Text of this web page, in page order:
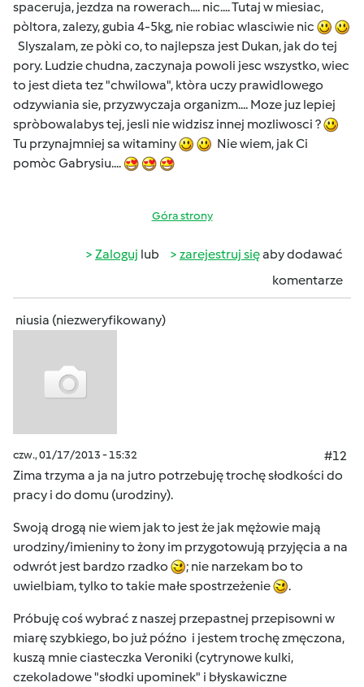
spaceruja, jezdza na rowerach.... nic.... Tutaj w miesiac,
pòltora, zalezy, gubia 4-5kg, nie robiac wlasciwie nic
Slyszalam, ze pòki co, to najlepsza jest Dukan, jak do tej
pory. Ludzie chudna, zaczynaja powoli jesc wszystko, wiec
to jest dieta tez "chwilowa", ktòra uczy prawidlowego
odzywiania sie, przyzwyczaja organizm.... Moze juz lepiej
spròbowalabys tej, jesli nie widzisz innej mozliwosci ?
Tu przynajmniej sa witaminy
Nie wiem, jak Ci
pomòc Gabrysiu....
Góra strony
Zaloguj lub zarejestruj sięaby dodawać
komentarze
niusia (niezweryfikowany)
czw., 01/17/2013 - 15:32
#12
Zima trzyma a ja na jutro potrzebuję trochę słodkości do
pracy i do domu (urodziny).
Swoją drogą nie wiem jak to jest że jak mężowie mają
urodziny/imieniny to żony im przygotowują przyjęcia a na
odwrót jest bardzo rzadko
; nie narzekam bo to
uwielbiam, tylko to takie małe spostrzeżenie
.
Próbuję coś wybrać z naszej przepastnej przepisowni w
miarę szybkiego, bo już późno i jestem trochę zmęczona,
kuszą mnie ciasteczka Veroniki (cytrynowe kulki,
czekoladowe "słodki upominek" i błyskawiczne